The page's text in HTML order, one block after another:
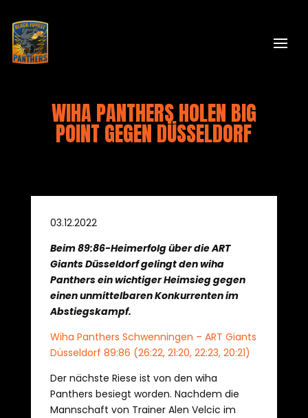
WIHA PANTHERS HOLEN BIG
POINT GEGEN DÜSSELDORF
03.12.2022
Beim 89:86-Heimerfolg über die ART
Giants Düsseldorf gelingt den wiha
Panthers ein wichtiger Heimsieg gegen
einen unmittelbaren Konkurrenten im
Abstiegskampf.
Wiha Panthers Schwenningen – ART Giants
Düsseldorf 89:86 (26:22, 21:20, 22:23, 20:21)
Der nächste Riese ist von den wiha
Panthers besiegt worden. Nachdem die
Mannschaft von Trainer Alen Velcic im